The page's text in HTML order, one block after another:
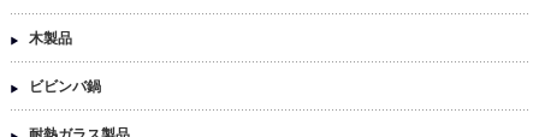
木製品
ビビンバ鍋